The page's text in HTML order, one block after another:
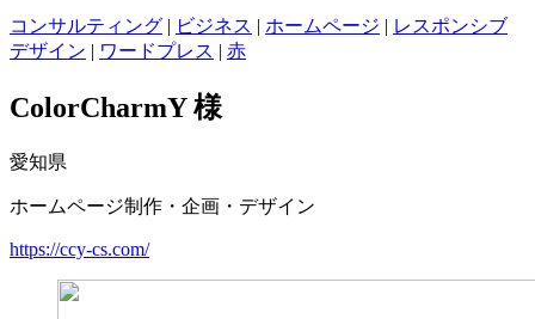
コンサルティング | ビジネス | ホームページ | レスポンシブ
デザイン | ワードプレス | 赤
ColorCharmY 様
愛知県
ホームページ制作・企画・デザイン
https://ccy-cs.com/